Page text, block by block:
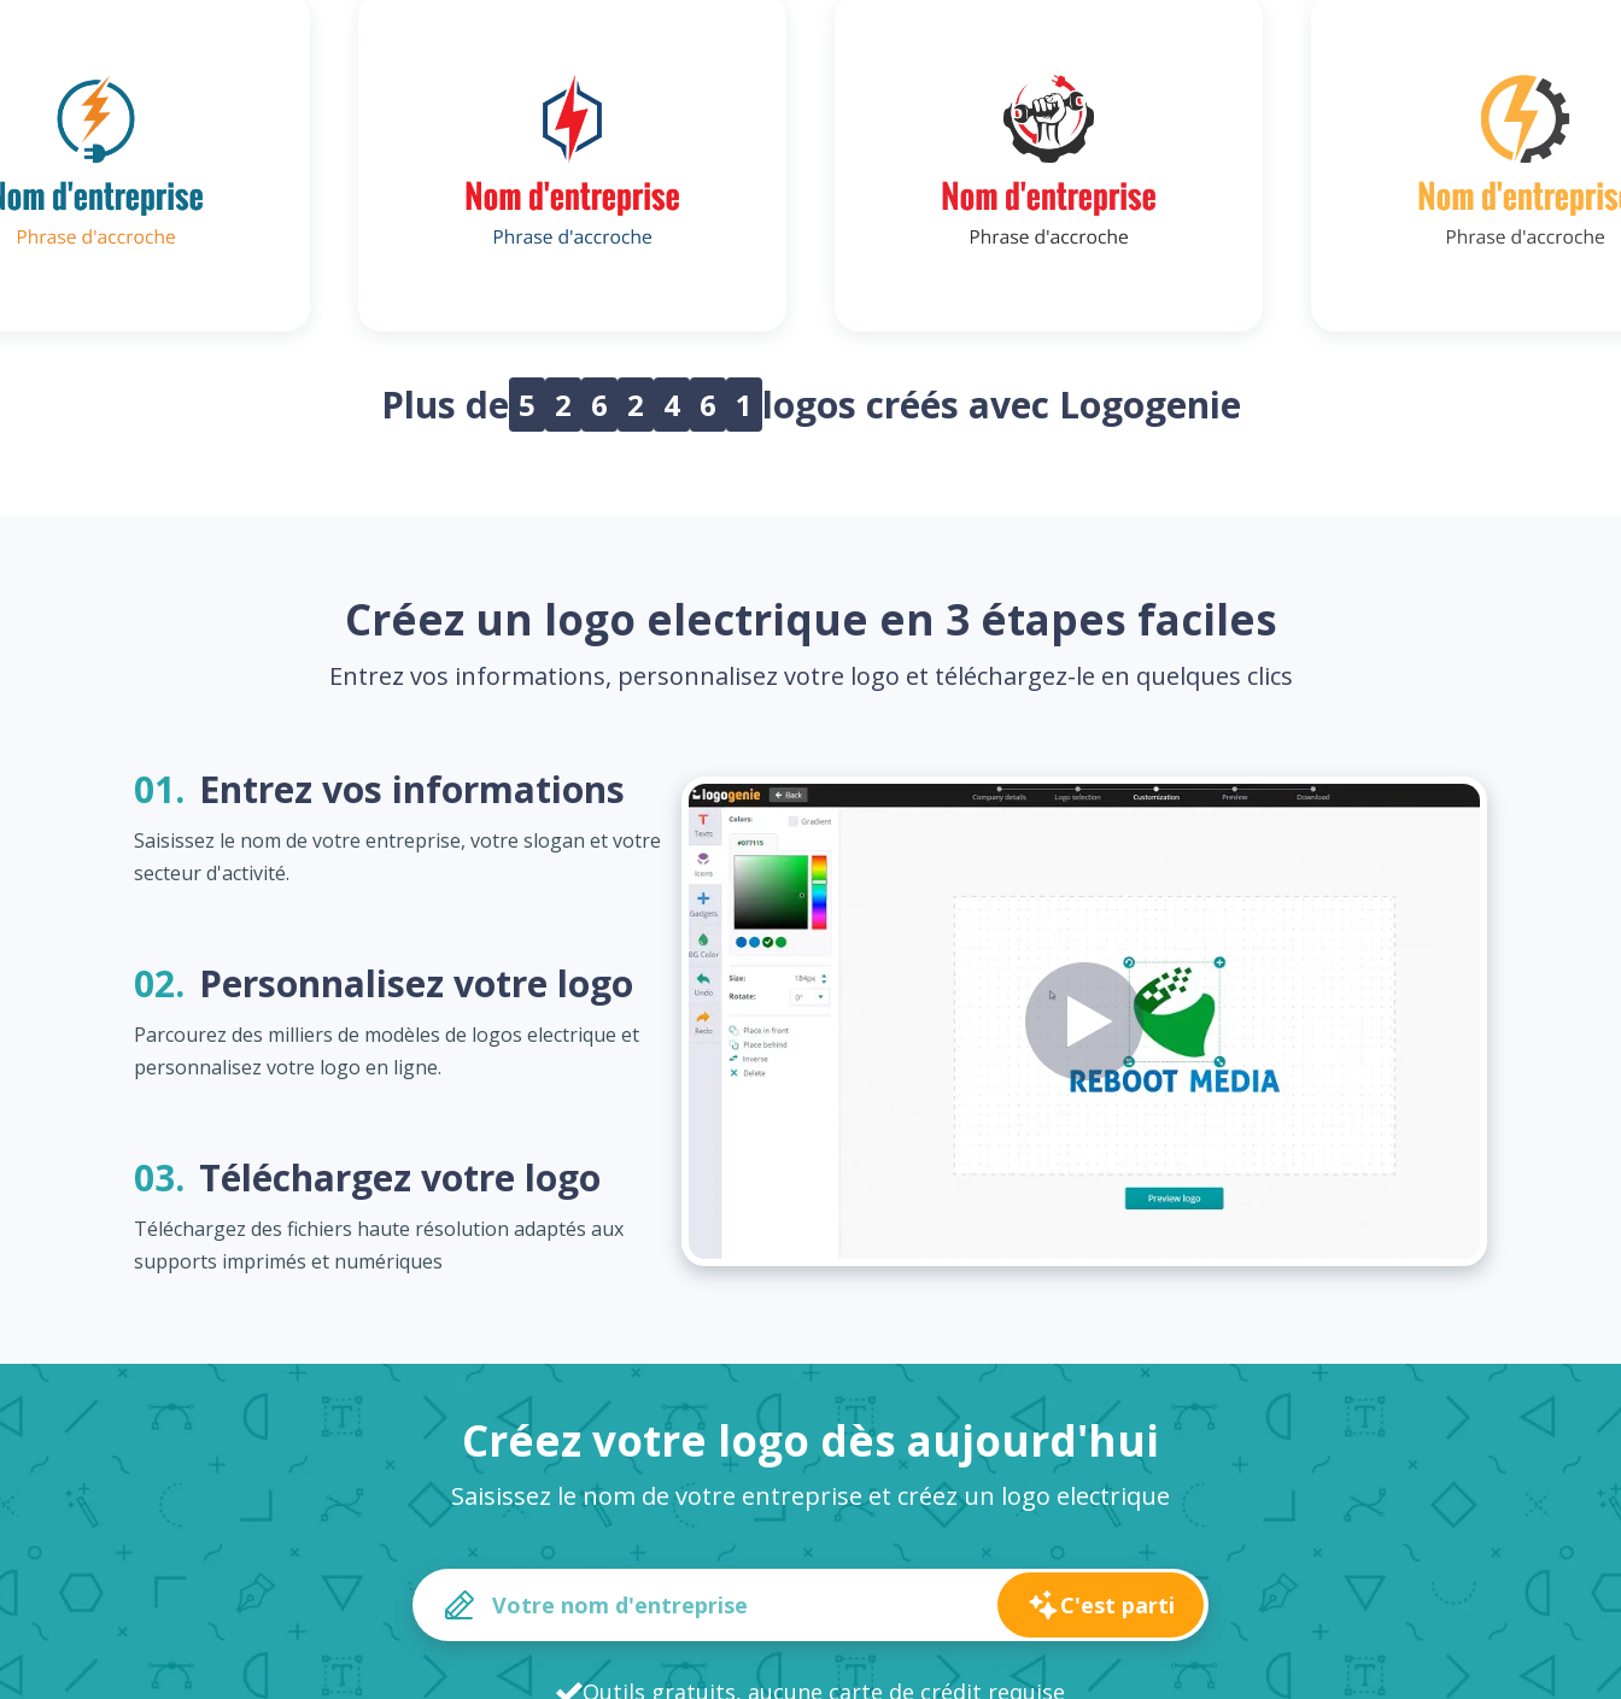
Plus de 5 2 6 2 4 6 1 logos créés avec Logogenie
Créez un logo electrique en 3 étapes faciles
Entrez vos informations, personnalisez votre logo et téléchargez-le en quelques clics
01. Entrez vos informations
Saisissez le nom de votre entreprise, votre slogan et votre
secteur d'activité.
02. Personnalisez votre logo
Parcourez des milliers de modèles de logos electrique et
personnalisez votre logo en ligne.
03. Téléchargez votre logo
Téléchargez des fichiers haute résolution adaptés aux
supports imprimés et numériques
Créez votre logo dès aujourd'hui
Saisissez le nom de votre entreprise et créez un logo electrique
C'est parti
Outils gratuits, aucune carte de crédit requise